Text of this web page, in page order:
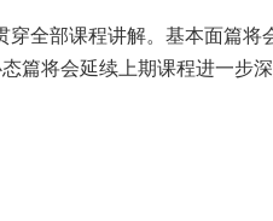
穿全部课程讲解。基本面篇将
篇将会延续上期课程进一步